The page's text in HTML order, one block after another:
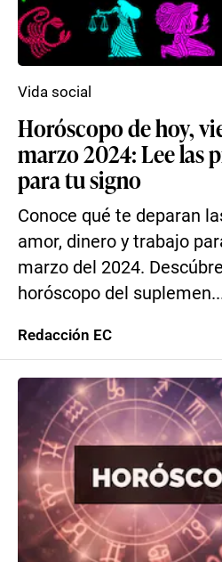
Horóscopo de hoy,
marzo 2024: Lee las
para tu signo
Conoce qué te deparan
amor, dinero y trabajo
marzo del 2024.
horóscopo del
Vida social
Redacción EC